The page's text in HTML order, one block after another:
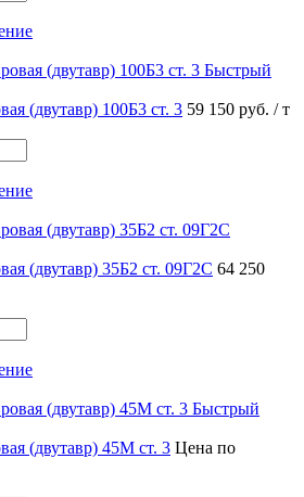
Быстрый
(двутавр) 100Б3 ст. 3 59 150 руб. / т
(двутавр) 35Б2 ст. 09Г2С 64 250
Быстрый
(двутавр) 45М ст. 3 Цена по